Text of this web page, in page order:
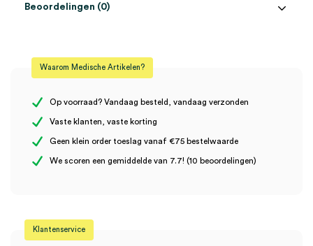
Steriel steriel
Beoordelingen (0)
Er zijn nog geen beoordelingen.
(100)” te beoordelen
Waarom Medische Artikelen?
Op voorraad? Vandaag besteld, vandaag verzonden
Vaste klanten, vaste korting
Geen klein order toeslag vanaf €75 bestelwaarde
We scoren een gemiddelde van 7.7! (10 beoordelingen)
Klantenservice